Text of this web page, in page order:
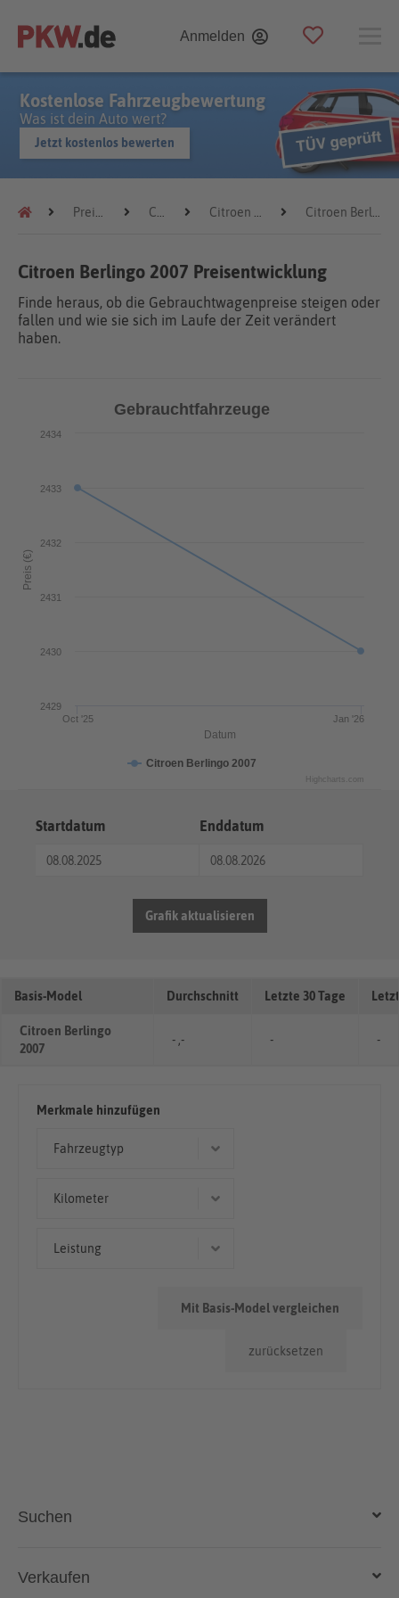
Anmelden
Kostenlose Fahrzeugbewertung
Was ist dein Auto wert?
Jetzt kostenlos bewerten
Preistrends Citroen Citroen Berlingo Citroen Berlingo 2007
Citroen Berlingo 2007 Preisentwicklung
Finde heraus, ob die Gebrauchtwagenpreise steigen oder
fallen und wie sie sich im Laufe der Zeit verändert
haben.
Datum
Preis (€)
Gebrauchtfahrzeuge
Citroen Berlingo 2007
Oct '25 Jan '26
2429
2430
2431
2432
2433
2434
Highcharts.com
Startdatum Enddatum
Grafik aktualisieren
Basis-Model Durchschnitt Letzte 30 Tage
Citroen Berlingo
2007
- ,- - -
Merkmale hinzufügen
Fahrzeugtyp
Kilometer
Leistung
zurücksetzen
Mit Basis-Model vergleichen
Suchen
Auto kaufen
Verkaufen